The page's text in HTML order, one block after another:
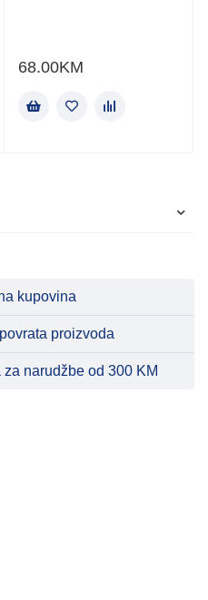
68.00KM
kupovina
proizvoda
narudžbe od 300 KM